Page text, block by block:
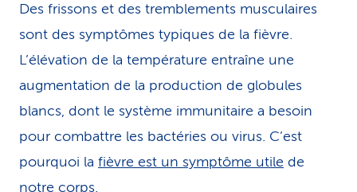
Des frissons et des tremblements mus­cu­lai­res
sont des symptômes typiques de la fièvre.
L’élévation de la température entraîne une
augmentation de la production de globules
blancs, dont le système immunitaire a besoin
pour combattre les bactéries ou virus. C’est
pourquoi la fièvre est un symptôme utile de
notre corps.